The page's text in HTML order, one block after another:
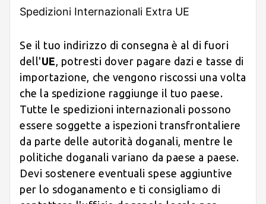
Spedizioni Internazionali Extra UE
Se il tuo indirizzo di consegna è al di fuori
dell'UE , potresti dover pagare dazi e tasse di
importazione, che vengono riscossi una volta
che la spedizione raggiunge il tuo paese.
Tutte le spedizioni internazionali possono
essere soggette a ispezioni transfrontaliere
da parte delle autorità doganali, mentre le
politiche doganali variano da paese a paese.
Devi sostenere eventuali spese aggiuntive
per lo sdoganamento e ti consigliamo di